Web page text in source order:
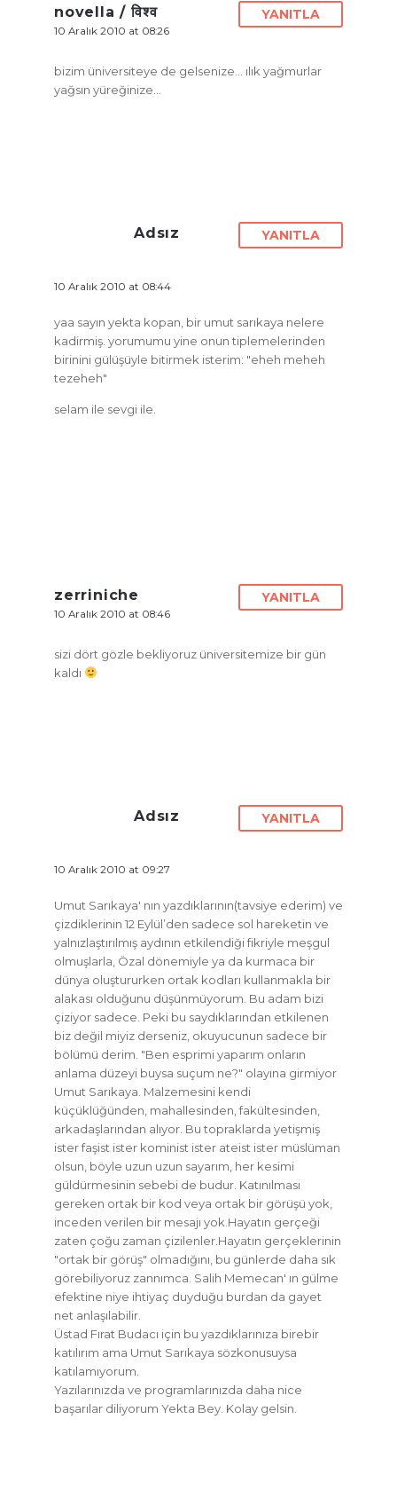
novella / विश्व
10 Aralık 2010 at 08:26
YANITLA
bizim üniversiteye de gelsenize… ılık yağmurlar
yağsın yüreğinize…
Adsız
10 Aralık 2010 at 08:44
YANITLA
yaa sayın yekta kopan, bir umut sarıkaya nelere
kadirmiş. yorumumu yine onun tiplemelerinden
birinini gülüşüyle bitirmek isterim: "eheh meheh
tezeheh"
selam ile sevgi ile.
zerriniche
10 Aralık 2010 at 08:46
YANITLA
sizi dört gözle bekliyoruz üniversitemize bir gün
kaldı
Adsız
10 Aralık 2010 at 09:27
YANITLA
Umut Sarıkaya' nın yazdıklarının(tavsiye ederim) ve
çizdiklerinin 12 Eylül’den sadece sol hareketin ve
yalnızlaştırılmış aydının etkilendiği fikriyle meşgul
olmuşlarla, Özal dönemiyle ya da kurmaca bir
dünya oluştururken ortak kodları kullanmakla bir
alakası olduğunu düşünmüyorum. Bu adam bizi
çiziyor sadece. Peki bu saydıklarından etkilenen
biz değil miyiz derseniz, okuyucunun sadece bir
bölümü derim. "Ben esprimi yaparım onların
anlama düzeyi buysa suçum ne?" olayına girmiyor
Umut Sarıkaya. Malzemesini kendi
küçüklüğünden, mahallesinden, fakültesinden,
arkadaşlarından alıyor. Bu topraklarda yetişmiş
ister faşist ister kominist ister ateist ister müslüman
olsun, böyle uzun uzun sayarım, her kesimi
güldürmesinin sebebi de budur. Katınılması
gereken ortak bir kod veya ortak bir görüşü yok,
inceden verilen bir mesajı yok.Hayatın gerçeği
zaten çoğu zaman çizilenler.Hayatın gerçeklerinin
"ortak bir görüş" olmadığını, bu günlerde daha sık
görebiliyoruz zannımca. Salih Memecan' ın gülme
efektine niye ihtiyaç duyduğu burdan da gayet
net anlaşılabilir.
Üstad Fırat Budacı için bu yazdıklarınıza birebir
katılırım ama Umut Sarıkaya sözkonusuysa
katılamıyorum.
Yazılarınızda ve programlarınızda daha nice
başarılar diliyorum Yekta Bey. Kolay gelsin.